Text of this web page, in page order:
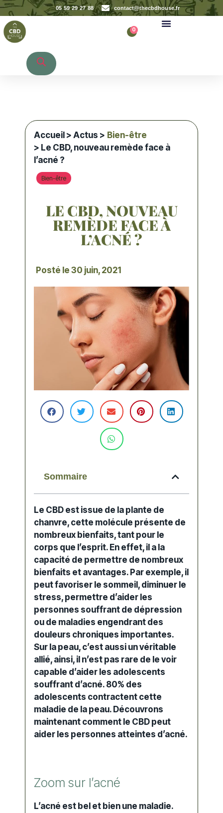
05 59 29 27 88 contact@thecbdhouse.fr
0
Accueil >Actus > Bien-être
> Le CBD, nouveau remède face à
l’acné ?
Bien-être
LE CBD, NOUVEAU
REMÈDE FACE À
L’ACNÉ ?
Posté le 30 juin, 2021
Sommaire
Le CBD est issue de la plante de
chanvre, cette molécule présente de
nombreux bienfaits, tant pour le
corps que l’esprit. En effet, il a la
capacité de permettre de nombreux
bienfaits et avantages. Par exemple, il
peut favoriser le sommeil, diminuer le
stress, permettre d’aider les
personnes souffrant de dépression
ou de maladies engendrant des
douleurs chroniques importantes.
Sur la peau, c’est aussi un véritable
allié, ainsi, il n’est pas rare de le voir
capable d’aider les adolescents
souffrant d’acné. 80% des
adolescents contractent cette
maladie de la peau. Découvrons
maintenant comment le CBD peut
aider les personnes atteintes d’acné.
Zoom sur l’acné
L’acné est bel et bien une maladie.